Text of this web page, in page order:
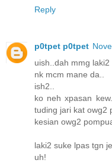
Reply
p0tpet p0tpet
uish..dah mmg
nk mcm mane da..
ish2..
ko neh xpasan
tuding jari kat owg2
kesian owg2
laki2 suke lpas tgn
uh!